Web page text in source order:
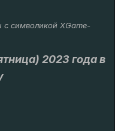
символикой XGame-
2023 года в